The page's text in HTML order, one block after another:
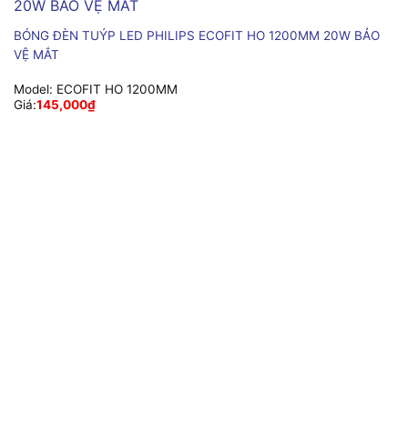
BÓNG ĐÈN TUÝP LED PHILIPS ECOFIT HO 1200MM 20W BẢO
VỆ MẮT
Model: ECOFIT HO 1200MM
Giá:145,000₫